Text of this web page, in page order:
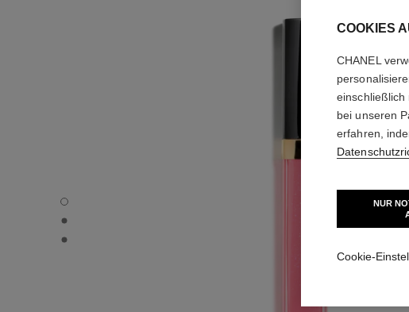
ROUGE COCO GLOSS - Standardansicht
ROUGE COCO GLOSS - Alternative Ansicht 1
ROUGE COCO GLOSS - Ansicht der grundlegenden Textur
COOKIES
CHANEL
einschließlich
bei unseren
erfahren,
NUR
Cookie-